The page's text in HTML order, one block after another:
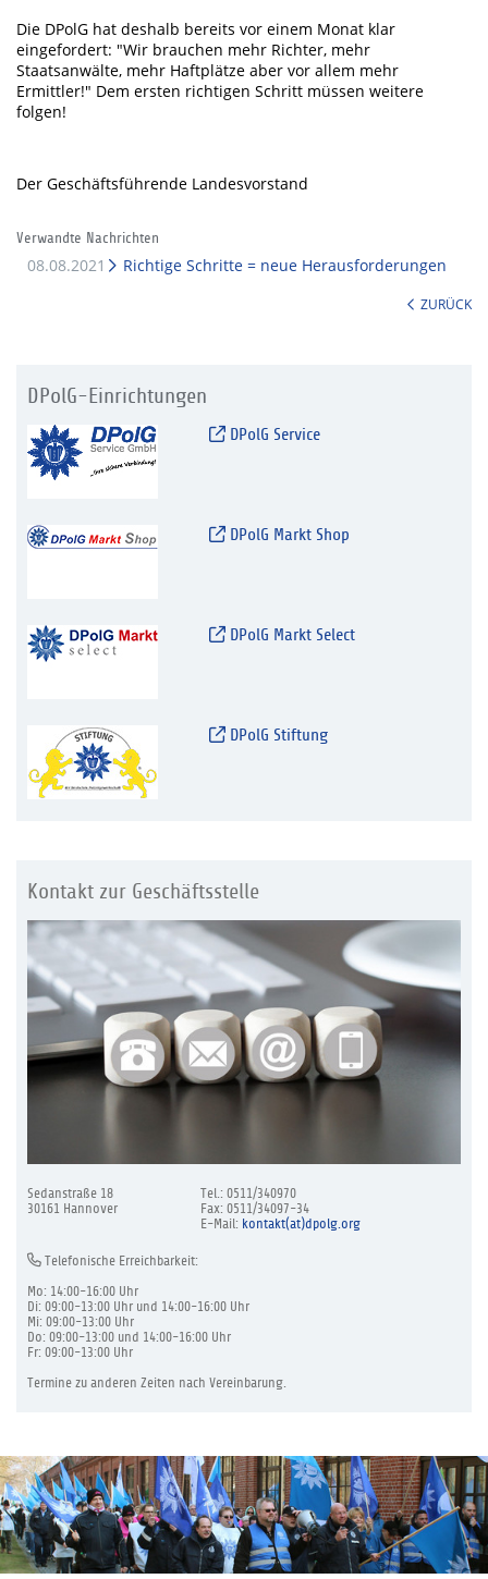
Die DPolG hat deshalb bereits vor einem Monat klar
eingefordert: "Wir brauchen mehr Richter, mehr
Staatsanwälte, mehr Haftplätze aber vor allem mehr
Ermittler!" Dem ersten richtigen Schritt müssen weitere
folgen!
Der Geschäftsführende Landesvorstand
Verwandte Nachrichten
08.08.2021 Richtige Schritte = neue Herausforderungen
ZURÜCK
DPolG-Einrichtungen
DPolG Service
DPolG Markt Shop
DPolG Markt Select
DPolG Stiftung
Kontakt zur Geschäftsstelle
Sedanstraße 18
30161 Hannover
Tel.: 0511/340970
Fax: 0511/34097-34
E-Mail: kontakt(at)dpolg.org
Telefonische Erreichbarkeit:
Mo: 14:00-16:00 Uhr
Di: 09:00-13:00 Uhr und 14:00-16:00 Uhr
Mi: 09:00-13:00 Uhr
Do: 09:00-13:00 und 14:00-16:00 Uhr
Fr: 09:00-13:00 Uhr
Termine zu anderen Zeiten nach Vereinbarung.